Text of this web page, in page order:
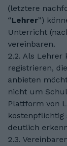
(letztere
“Lehrer”)
Unterricht
vereinbaren.
2.2. Als Lehrer
registrieren,
anbieten
nicht um
Plattform von
deutlich
2.3.